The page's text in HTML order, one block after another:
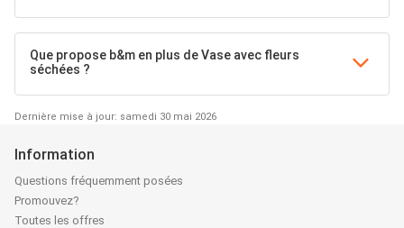
Que propose b&m en plus de Vase avec fleurs
séchées ?
Dernière mise à jour: samedi 30 mai 2026
Information
Questions fréquemment posées
Promouvez?
Toutes les offres